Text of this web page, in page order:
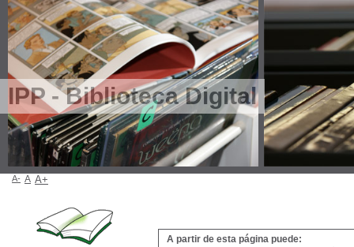
IPP - Biblioteca Digital
A partir de esta página puede:
A- A A+